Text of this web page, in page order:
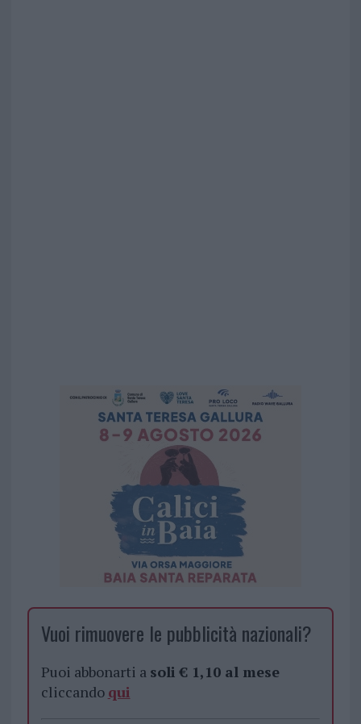
Vuoi rimuovere le pubblicità nazionali?
Puoi abbonarti a soli € 1,10 al mese
cliccando qui